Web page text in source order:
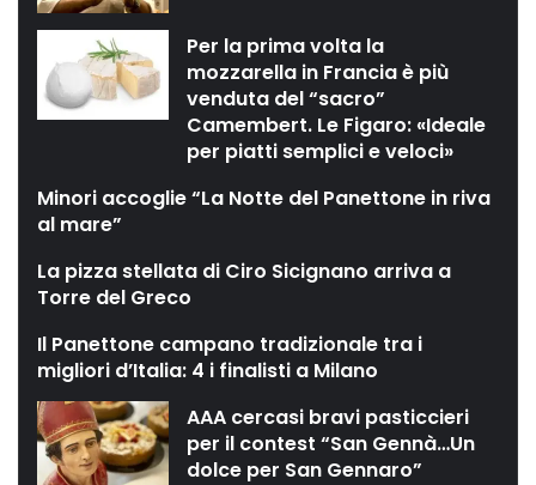
Per la prima volta la
mozzarella in Francia è più
venduta del “sacro”
Camembert. Le Figaro: «Ideale
per piatti semplici e veloci»
Minori accoglie “La Notte del Panettone in riva
al mare”
La pizza stellata di Ciro Sicignano arriva a
Torre del Greco
Il Panettone campano tradizionale tra i
migliori d’Italia: 4 i finalisti a Milano
AAA cercasi bravi pasticcieri
per il contest “San Gennà…Un
dolce per San Gennaro”